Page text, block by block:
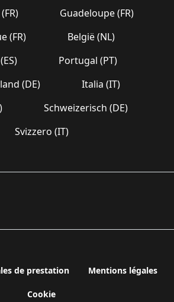
Guadeloupe (FR)
(FR)
België (NL)
Portugal (PT)
(DE)
Italia (IT)
Schweizerisch (DE)
Svizzero (IT)
de prestation Mentions légales
Cookie